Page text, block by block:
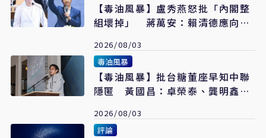
【毒油風暴】盧秀燕怒批「內閣整
組壞掉」 蔣萬安：賴清德應向國
2026/08/03
毒油風暴
【毒油風暴】批台糖董座早知中聯
隱匿 黃國昌：卓榮泰、龔明鑫誰
2026/08/03
評論